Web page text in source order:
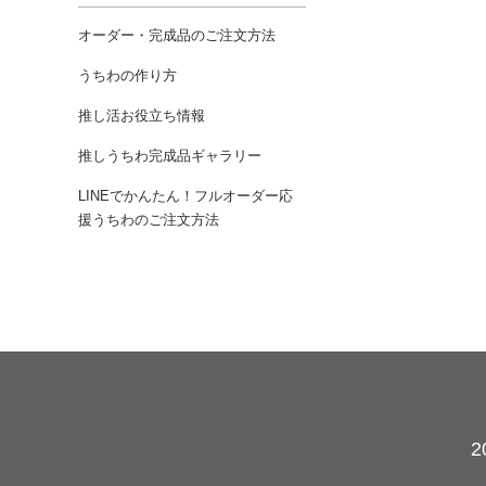
オーダー・完成品のご注文方法
うちわの作り方
推し活お役立ち情報
推しうちわ完成品ギャラリー
LINEでかんたん！フルオーダー応
援うちわのご注文方法